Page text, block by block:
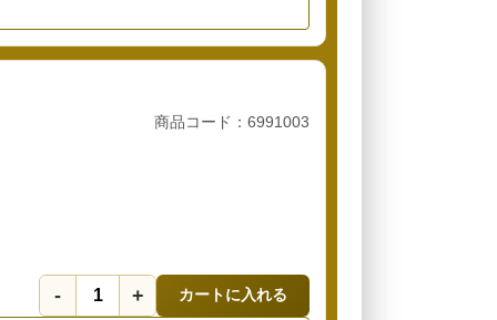
商品コード：6991003
- + カートに入れる